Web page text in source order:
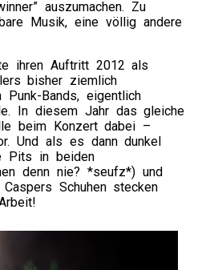
auszumachen. Zu
Musik, eine völlig andere
ihren Auftritt 2012 als
bisher ziemlich
Bands, eigentlich
In diesem Jahr das gleiche
beim Konzert dabei –
Und als es dann dunkel
Pits in beiden
denn nie? *seufz*) und
Schuhen stecken